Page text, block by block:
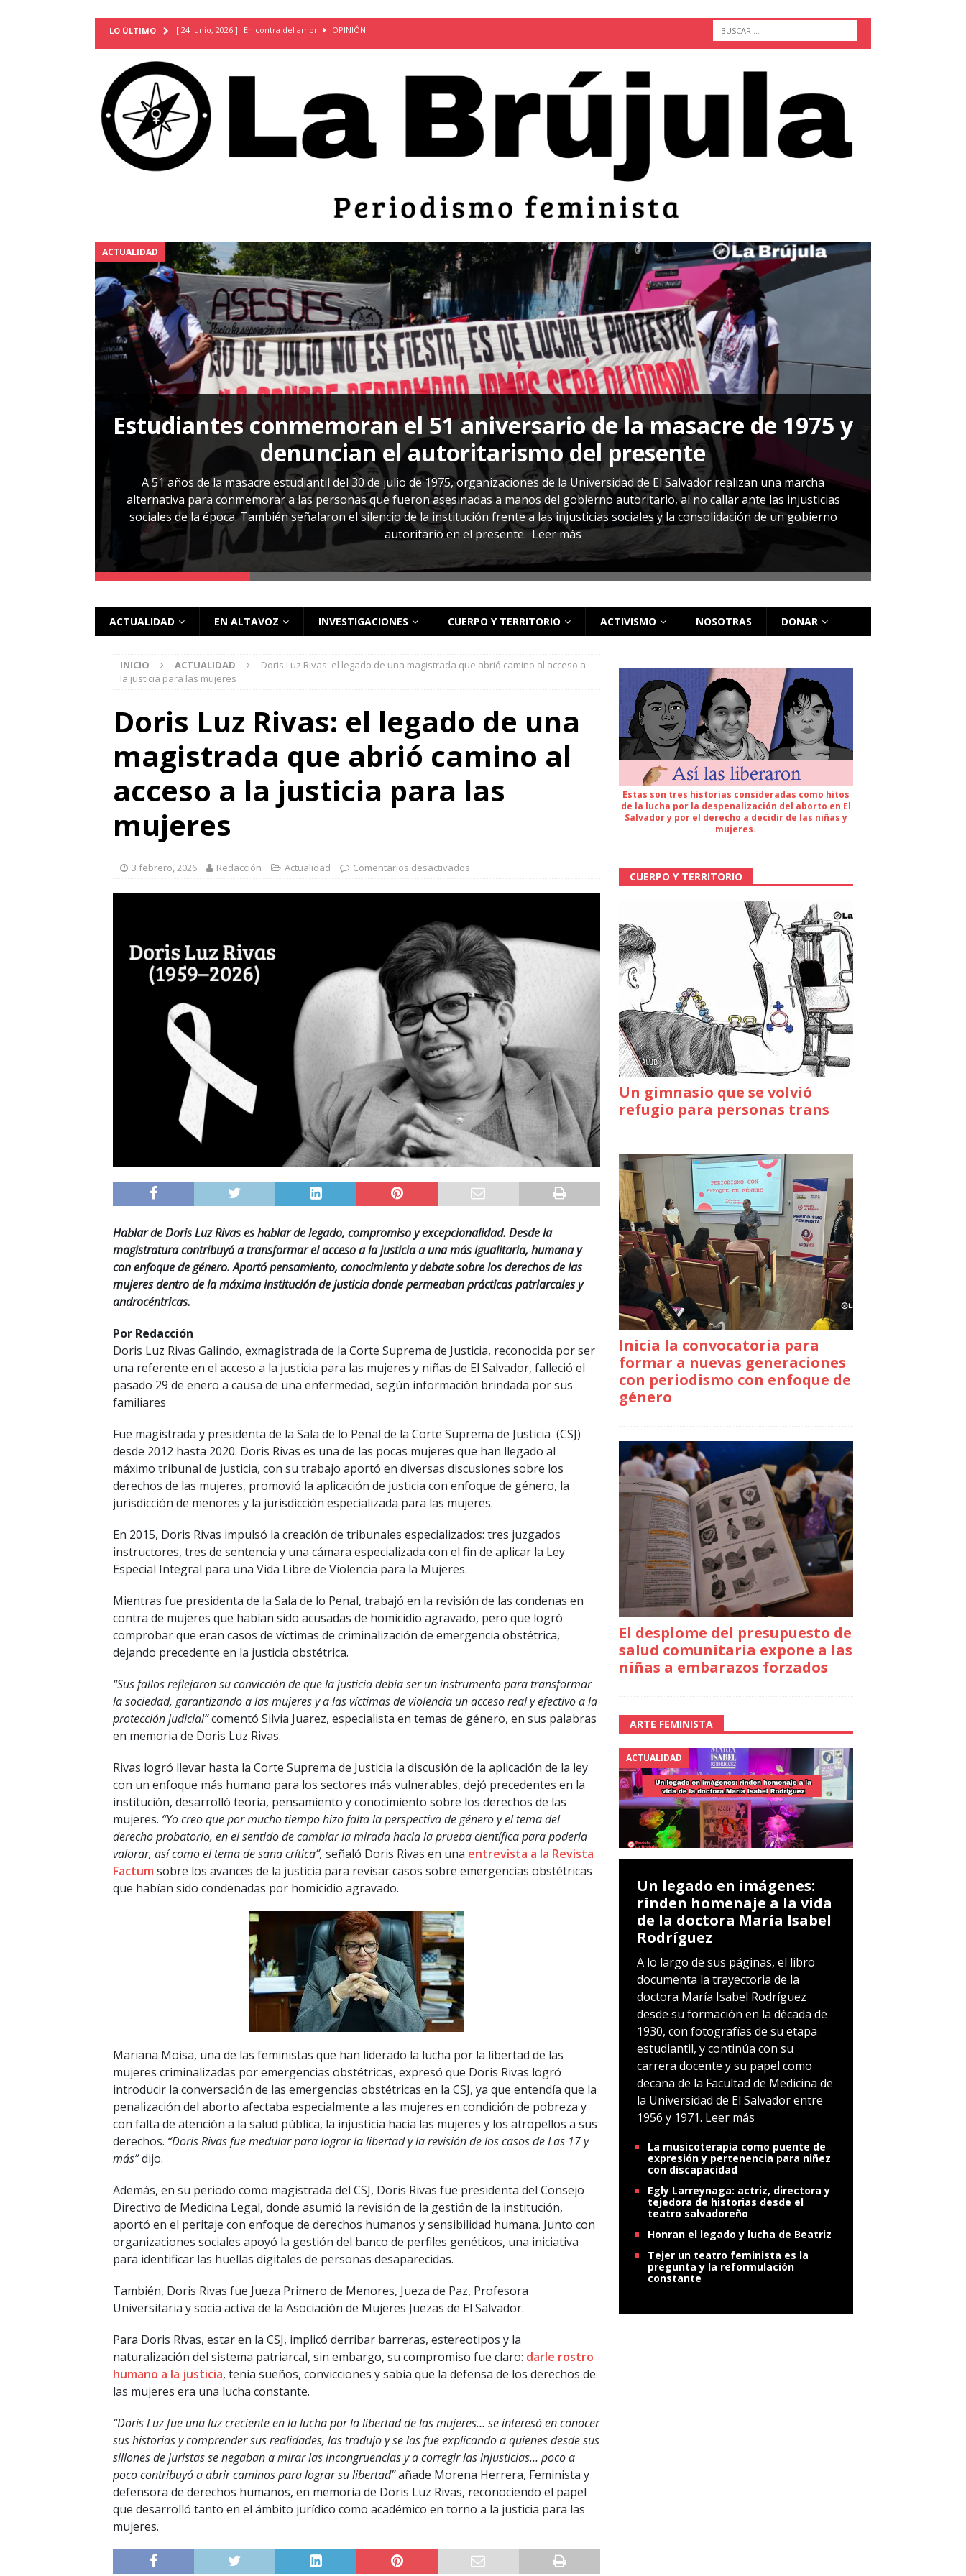
LO ÚLTIMO [ 24 junio, 2026 ] En contra del amor OPINIÓN
TERRITORIO
[ 21 febrero, 2026 ] Cuando la prevención de embarazos en niñas y adolescentes desaparece del territorio
INVESTIGACIONES
[ 31 julio, 2026 ] Estudiantes conmemoran el 51 aniversario de la masacre de 1975 y denuncian el
Piden mantener la libertad provisional de Sandra Leticia Hernández: víctima del régimen de
[ 28 julio, 2026 ] ARENA y FMLN apuestan por mujeres en sus fórmulas presidenciales para 2027
ACTUALIDAD
[ 24 julio, 2026 ] A María Hildaura le falló el Estado OPINIÓN
[ 28 julio, 2026 ] Más allá de los casos: cómo entender el VIH en El Salvador ACTUALIDAD
ACTUALIDAD
Estudiantes conmemoran el 51 aniversario de la masacre de 1975 y
denuncian el autoritarismo del presente
A 51 años de la masacre estudiantil del 30 de julio de 1975, organizaciones de la Universidad de El Salvador realizan una marcha
alternativa para conmemorar a las personas que fueron asesinadas a manos del gobierno autoritario, al no callar ante las injusticias
sociales de la época. También señalaron el silencio de la institución frente a las injusticias sociales y la consolidación de un gobierno
autoritario en el presente.Leer más
ACTUALIDAD EN ALTAVOZ INVESTIGACIONES CUERPO Y TERRITORIO ACTIVISMO NOSOTRAS DONAR
INICIO ACTUALIDAD
Doris Luz Rivas: el legado de una magistrada que abrió camino al acceso a
la justicia para las mujeres
Doris Luz Rivas: el legado de una
magistrada que abrió camino al
acceso a la justicia para las
mujeres
3 febrero, 2026 Redacción Actualidad Comentarios desactivados
Hablar de Doris Luz Rivas es hablar de legado, compromiso y excepcionalidad. Desde la
magistratura contribuyó a transformar el acceso a la justicia a una más igualitaria, humana y
con enfoque de género. Aportó pensamiento, conocimiento y debate sobre los derechos de las
mujeres dentro de la máxima institución de justicia donde permeaban prácticas patriarcales y
androcéntricas.
Por Redacción
Doris Luz Rivas Galindo, exmagistrada de la Corte Suprema de Justicia, reconocida por ser
una referente en el acceso a la justicia para las mujeres y niñas de El Salvador, falleció el
pasado 29 de enero a causa de una enfermedad, según información brindada por sus
familiares
Fue magistrada y presidenta de la Sala de lo Penal de la Corte Suprema de Justicia (CSJ)
desde 2012 hasta 2020. Doris Rivas es una de las pocas mujeres que han llegado al
máximo tribunal de justicia, con su trabajo aportó en diversas discusiones sobre los
derechos de las mujeres, promovió la aplicación de justicia con enfoque de género, la
jurisdicción de menores y la jurisdicción especializada para las mujeres.
En 2015, Doris Rivas impulsó la creación de tribunales especializados: tres juzgados
instructores, tres de sentencia y una cámara especializada con el fin de aplicar la Ley
Especial Integral para una Vida Libre de Violencia para la Mujeres.
Mientras fue presidenta de la Sala de lo Penal, trabajó en la revisión de las condenas en
contra de mujeres que habían sido acusadas de homicidio agravado, pero que logró
comprobar que eran casos de víctimas de criminalización de emergencia obstétrica,
dejando precedente en la justicia obstétrica.
“Sus fallos reflejaron su convicción de que la justicia debía ser un instrumento para transformar
la sociedad, garantizando a las mujeres y a las víctimas de violencia un acceso real y efectivo a la
protección judicial”comentó Silvia Juarez, especialista en temas de género, en sus palabras
en memoria de Doris Luz Rivas.
Rivas logró llevar hasta la Corte Suprema de Justicia la discusión de la aplicación de la ley
con un enfoque más humano para los sectores más vulnerables, dejó precedentes en la
institución, desarrolló teoría, pensamiento y conocimiento sobre los derechos de las
mujeres. “Yo creo que por mucho tiempo hizo falta la perspectiva de género y el tema del
derecho probatorio, en el sentido de cambiar la mirada hacia la prueba científica para poderla
valorar, así como el tema de sana crítica”, señaló Doris Rivas en una entrevista a la Revista
Factum sobre los avances de la justicia para revisar casos sobre emergencias obstétricas
que habían sido condenadas por homicidio agravado.
Mariana Moisa, una de las feministas que han liderado la lucha por la libertad de las
mujeres criminalizadas por emergencias obstétricas, expresó que Doris Rivas logró
introducir la conversación de las emergencias obstétricas en la CSJ, ya que entendía que la
penalización del aborto afectaba especialmente a las mujeres en condición de pobreza y
con falta de atención a la salud pública, la injusticia hacia las mujeres y los atropellos a sus
derechos. “Doris Rivas fue medular para lograr la libertad y la revisión de los casos de Las 17 y
más”dijo.
Además, en su periodo como magistrada del CSJ, Doris Rivas fue presidenta del Consejo
Directivo de Medicina Legal, donde asumió la revisión de la gestión de la institución,
aportó en el peritaje con enfoque de derechos humanos y sensibilidad humana. Junto con
organizaciones sociales apoyó la gestión del banco de perfiles genéticos, una iniciativa
para identificar las huellas digitales de personas desaparecidas.
También, Doris Rivas fue Jueza Primero de Menores, Jueza de Paz, Profesora
Universitaria y socia activa de la Asociación de Mujeres Juezas de El Salvador.
Para Doris Rivas, estar en la CSJ, implicó derribar barreras, estereotipos y la
naturalización del sistema patriarcal, sin embargo, su compromiso fue claro: darle rostro
humano a la justicia, tenía sueños, convicciones y sabía que la defensa de los derechos de
las mujeres era una lucha constante.
“Doris Luz fue una luz creciente en la lucha por la libertad de las mujeres… se interesó en conocer
sus historias y comprender sus realidades, las tradujo y se las fue explicando a quienes desde sus
sillones de juristas se negaban a mirar las incongruencias y a corregir las injusticias… poco a
poco contribuyó a abrir caminos para lograr su libertad”añade Morena Herrera, Feminista y
defensora de derechos humanos, en memoria de Doris Luz Rivas, reconociendo el papel
que desarrolló tanto en el ámbito jurídico como académico en torno a la justicia para las
mujeres.
Estas son tres historias consideradas como hitos
de la lucha por la despenalización del aborto en El
Salvador y por el derecho a decidir de las niñas y
mujeres.
CUERPO Y TERRITORIO
Un gimnasio que se volvió
refugio para personas trans
Inicia la convocatoria para
formar a nuevas generaciones
con periodismo con enfoque de
género
El desplome del presupuesto de
salud comunitaria expone a las
niñas a embarazos forzados
ARTE FEMINISTA
ACTUALIDAD
Un legado en imágenes:
rinden homenaje a la vida
de la doctora María Isabel
Rodríguez
A lo largo de sus páginas, el libro
documenta la trayectoria de la
doctora María Isabel Rodríguez
desde su formación en la década de
1930, con fotografías de su etapa
estudiantil, y continúa con su
carrera docente y su papel como
decana de la Facultad de Medicina de
la Universidad de El Salvador entre
1956 y 1971. Leer más
La musicoterapia como puente de
expresión y pertenencia para niñez
con discapacidad
Egly Larreynaga: actriz, directora y
tejedora de historias desde el
teatro salvadoreño
Honran el legado y lucha de Beatriz
Tejer un teatro feminista es la
pregunta y la reformulación
constante